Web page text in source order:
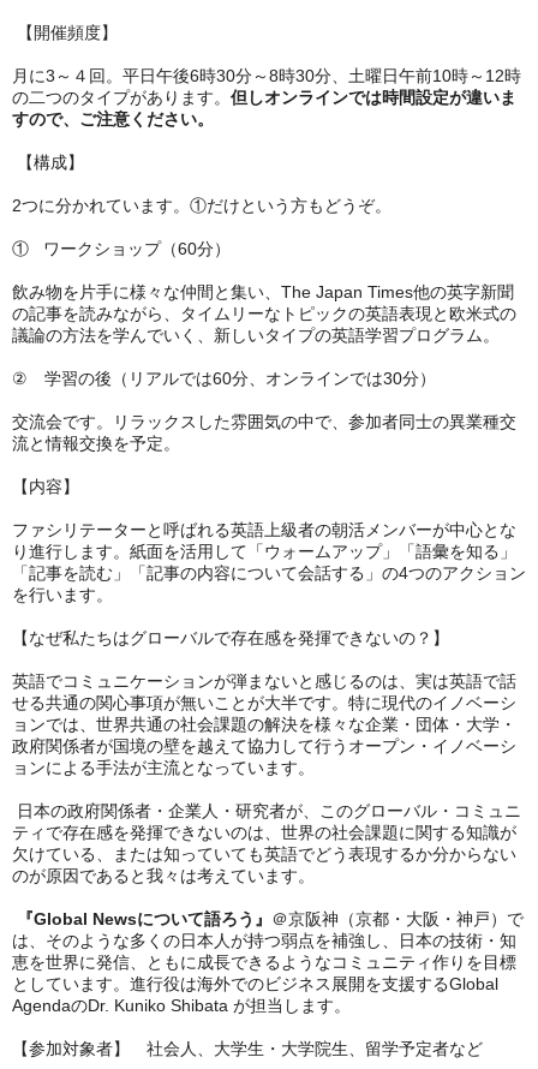
【開催頻度】
月に3～４回。平日午後6時30分～8時30分、土曜日午前10時～12時
の二つのタイプがあります。 但しオンラインでは時間設定が違いま
すので、ご注意ください。
【構成】
2つに分かれています。①だけという方もどうぞ。
① ワークショップ（60分）
飲み物を片手に様々な仲間と集い、The Japan Times他の英字新聞
の記事を読みながら、タイムリーなトピックの英語表現と欧米式の
議論の方法を学んでいく、新しいタイプの英語学習プログラム。
② 学習の後（リアルでは60分、オンラインでは30分）
交流会です。リラックスした雰囲気の中で、参加者同士の異業種交
流と情報交換を予定。
【内容】
ファシリテーターと呼ばれる英語上級者の朝活メンバーが中心とな
り進行します。紙面を活用して「ウォームアップ」「語彙を知る」
「記事を読む」「記事の内容について会話する」の4つのアクション
を行います。
【なぜ私たちはグローバルで存在感を発揮できないの？】
英語でコミュニケーションが弾まないと感じるのは、実は英語で話
せる共通の関心事項が無いことが大半です。特に現代のイノベーシ
ョンでは、世界共通の社会課題の解決を様々な企業・団体・大学・
政府関係者が国境の壁を越えて協力して行うオープン・イノベーシ
ョンによる手法が主流となっています。
日本の政府関係者・企業人・研究者が、このグローバル・コミュニ
ティで存在感を発揮できないのは、世界の社会課題に関する知識が
欠けている、または知っていても英語でどう表現するか分からない
のが原因であると我々は考えています。
『Global Newsについて語ろう』
＠京阪神（京都・大阪・神戸）で
は、そのような多くの日本人が持つ弱点を補強し、日本の技術・知
恵を世界に発信、ともに成長できるようなコミュニティ作りを目標
としています。進行役は海外でのビジネス展開を支援するGlobal
AgendaのDr. Kuniko Shibata が担当します。
【参加対象者】 社会人、大学生・大学院生、留学予定者など